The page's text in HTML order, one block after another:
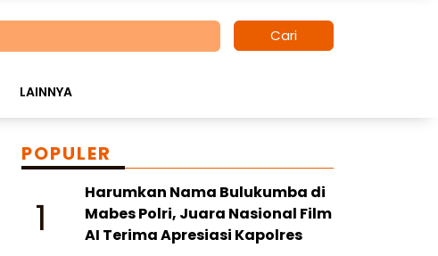
Cari
LAINNYA
POPULER
1
Harumkan Nama Bulukumba di
Mabes Polri, Juara Nasional Film
AI Terima Apresiasi Kapolres